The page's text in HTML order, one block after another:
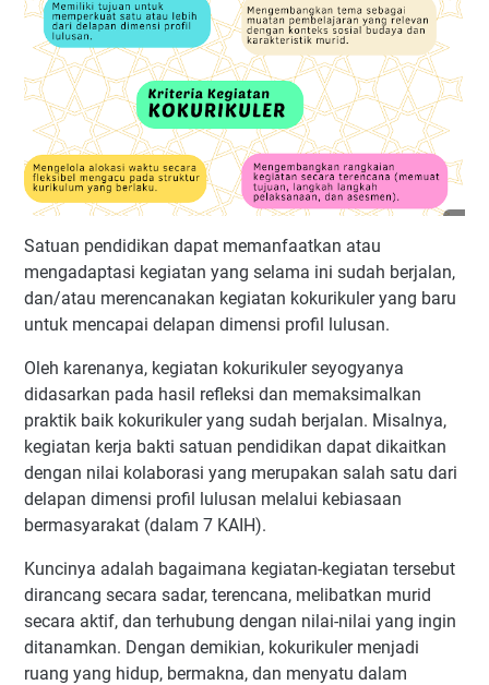
Satuan pendidikan dapat memanfaatkan atau
mengadaptasi kegiatan yang selama ini sudah berjalan,
dan/atau merencanakan kegiatan kokurikuler yang baru
untuk mencapai delapan dimensi profil lulusan.
Oleh karenanya, kegiatan kokurikuler seyogyanya
didasarkan pada hasil refleksi dan memaksimalkan
praktik baik kokurikuler yang sudah berjalan. Misalnya,
kegiatan kerja bakti satuan pendidikan dapat dikaitkan
dengan nilai kolaborasi yang merupakan salah satu dari
delapan dimensi profil lulusan melalui kebiasaan
bermasyarakat (dalam 7 KAIH).
Kuncinya adalah bagaimana kegiatan-kegiatan tersebut
dirancang secara sadar, terencana, melibatkan murid
secara aktif, dan terhubung dengan nilai-nilai yang ingin
ditanamkan. Dengan demikian, kokurikuler menjadi
ruang yang hidup, bermakna, dan menyatu dalam